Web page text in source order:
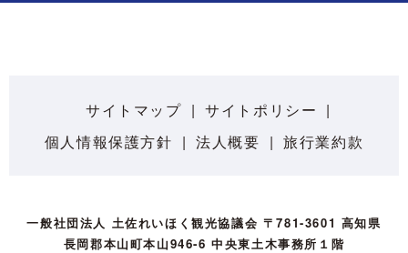
サイトマップ
サイトポリシー
個人情報保護方針
法人概要 旅行業約款
一般社団法人 土佐れいほく観光協議会 〒781-3601 高知県
長岡郡本山町本山946-6 中央東土木事務所１階